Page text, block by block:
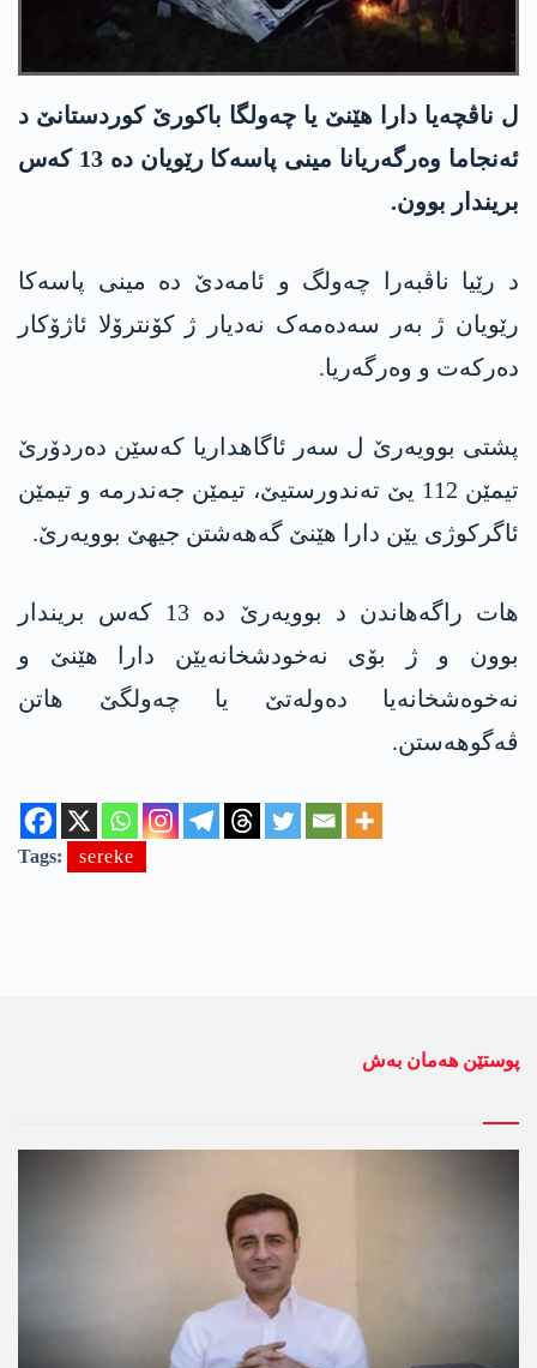
ل ناڤچەیا دارا ھێنێ یا چەولگا باکورێ کوردستانێ د
ئەنجاما وەرگەریانا مینی پاسەکا رێویان دە 13 کەس
بریندار بوون.
د رێیا ناڤبەرا چەولگ و ئامەدێ دە مینی پاسەکا
رێویان ژ بەر سەدەمەک نەدیار ژ کۆنترۆلا ئاژۆکار
دەرکەت و وەرگەریا.
پشتی بوویەرێ ل سەر ئاگاھداریا کەسێن دەردۆرێ
تیمێن 112 یێ تەندورستیێ، تیمێن جەندرمە و تیمێن
ئاگرکوژی یێن دارا ھێنێ گەھەشتن جیھێ بوویەرێ.
ھات راگەھاندن د بوویەرێ دە 13 کەس بریندار
بوون و ژ بۆی نەخودشخانەیێن دارا ھێنێ و
نەخوەشخانەیا دەولەتێ یا چەولگێ ھاتن
ڤەگوھەستن.
Tags: sereke
پوستێن ھەمان بەش